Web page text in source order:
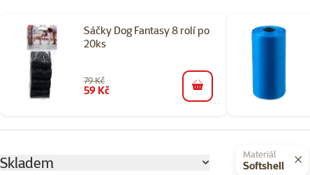
Sáčky Dog Fantasy 8 rolí po
20ks
79 Kč
59 Kč do košíku
Skladem
Vybrané filtry
Materiál
Softshell